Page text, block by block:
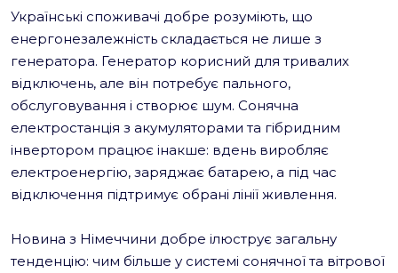
Українські споживачі добре розуміють, що
енергонезалежність складається не лише з
генератора. Генератор корисний для тривалих
відключень, але він потребує пального,
обслуговування і створює шум. Сонячна
електростанція з акумуляторами та гібридним
інвертором працює інакше: вдень виробляє
електроенергію, заряджає батарею, а під час
відключення підтримує обрані лінії живлення.
Новина з Німеччини добре ілюструє загальну
тенденцію: чим більше у системі сонячної та вітрової